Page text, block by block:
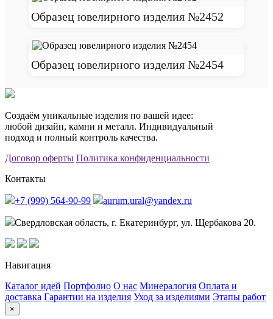
Образец ювелирного изделия №2452
Образец ювелирного изделия №2454
Создаём уникальные изделия по вашей идее:
любой дизайн, камни и металл. Индивидуальный
подход и полный контроль качества.
Договор оферты Политика конфиденциальности
Контакты
+7 (999) 564-90-99 aurum.ural@yandex.ru
Свердловская область, г. Екатеринбург, ул. Щербакова 20.
Навигация
Каталог идей Портфолио О нас Минералогия Оплата и
доставка Гарантии на изделия Уход за изделиями Этапы работ
×